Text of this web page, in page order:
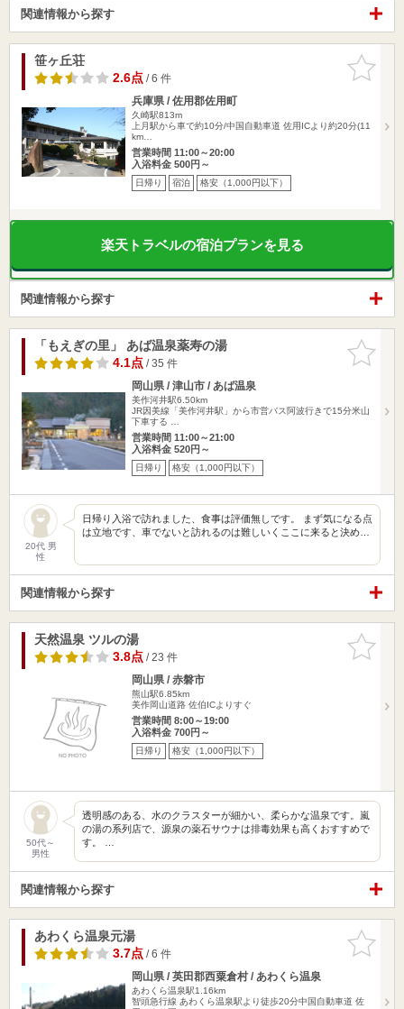
関連情報から探す
お気に入
りに追加
笹ヶ丘荘
2.6点/ 6 件
兵庫県 / 佐用郡佐用町
久崎駅813m
上月駅から車で約10分/中国自動車道 佐用ICより約20分(11
km…
営業時間 11:00～20:00
入浴料金 500円～
日帰り 宿泊 格安（1,000円以下）
楽天トラベルの宿泊プランを見る
関連情報から探す
お気に入
りに追加
「もえぎの里」 あば温泉薬寿の湯
4.1点/ 35 件
岡山県 / 津山市 / あば温泉
美作河井駅6.50km
JR因美線「美作河井駅」から市営バス阿波行きで15分米山
下車する …
営業時間 11:00～21:00
入浴料金 520円～
日帰り 格安（1,000円以下）
20代 男
性
日帰り入浴で訪れました、食事は評価無しです。 まず気になる点
は立地です、車でないと訪れるのは難しいくここに来ると決め…
関連情報から探す
お気に入
りに追加
天然温泉 ツルの湯
3.8点/ 23 件
岡山県 / 赤磐市
熊山駅6.85km
美作岡山道路 佐伯ICよりすぐ
営業時間 8:00～19:00
入浴料金 700円～
日帰り 格安（1,000円以下）
50代～
男性
透明感のある、水のクラスターが細かい、柔らかな温泉です。嵐
の湯の系列店で、源泉の薬石サウナは排毒効果も高くおすすめで
す。 …
関連情報から探す
お気に入
りに追加
あわくら温泉元湯
3.7点/ 6 件
岡山県 / 英田郡西粟倉村 / あわくら温泉
あわくら温泉駅1.16km
智頭急行線 あわくら温泉駅より徒歩20分中国自動車道 佐